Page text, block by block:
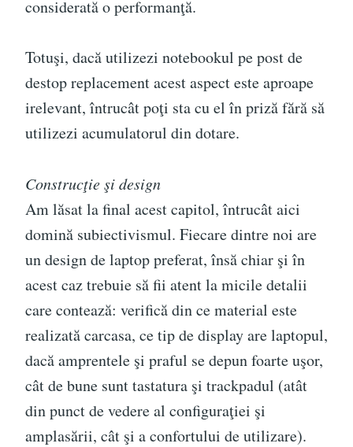
considerată o performanţă.
Totuşi, dacă utilizezi notebookul pe post de
destop replacement acest aspect este aproape
irelevant, întrucât poţi sta cu el în priză fără să
utilizezi acumulatorul din dotare.
Construcţie şi design
Am lăsat la final acest capitol, întrucât aici
domină subiectivismul. Fiecare dintre noi are
un design de laptop preferat, însă chiar şi în
acest caz trebuie să fii atent la micile detalii
care contează: verifică din ce material este
realizată carcasa, ce tip de display are laptopul,
dacă amprentele şi praful se depun foarte uşor,
cât de bune sunt tastatura şi trackpadul (atât
din punct de vedere al configuraţiei şi
amplasării, cât şi a confortului de utilizare).